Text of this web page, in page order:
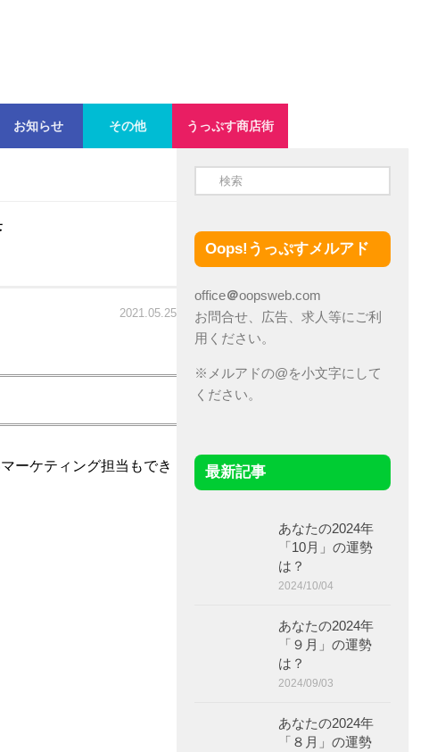
お知らせ その他 うっぷす商店街
2021.05.25
ーケティング担当もでき
Oops!うっぷすメルアド
office＠oopsweb.com
お問合せ、広告、求人等にご利
用ください。
※メルアドの@を小文字にして
ください。
最新記事
あなたの2024年
「10月」の運勢
は？
2024/10/04
あなたの2024年
「９月」の運勢
は？
2024/09/03
あなたの2024年
「８月」の運勢